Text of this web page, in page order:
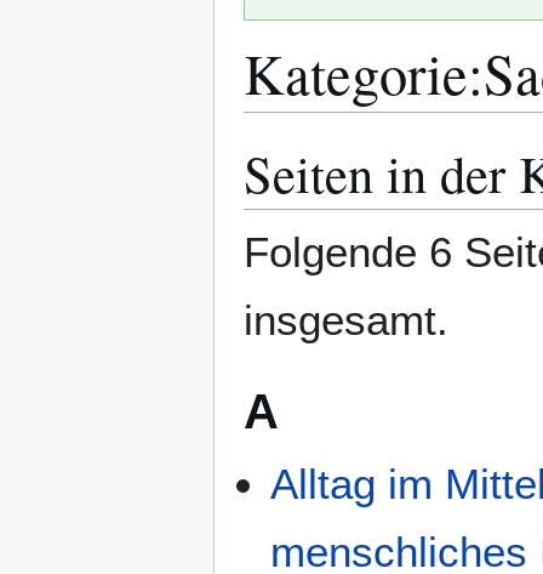
Kategorie:
Navigation
Suche
Seiten in der
Folgende 6
insgesamt.
A
Alltag im
menschliches